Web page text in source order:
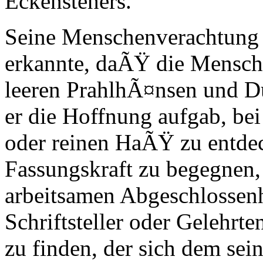
Seine
erkannte, daÃŸ die
leeren PrahlhÃ¤nsen und
er die Hoffnung aufgab,
oder reinen HaÃŸ zu
Fassungskraft zu
arbeitsamen
Schriftsteller oder
zu finden, der sich dem